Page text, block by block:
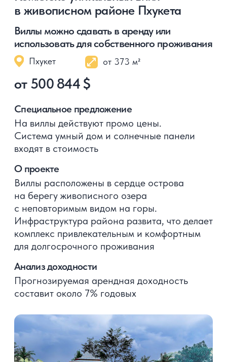
индивидуальные условия для
наших клиентов
02
Помогаем подобрать проекты
с высоким инвестиционным
потенциалом
03
с крупными и надежными
компаниями, застройщиками
на острове и обладаем закрытой
информацией, доступной только